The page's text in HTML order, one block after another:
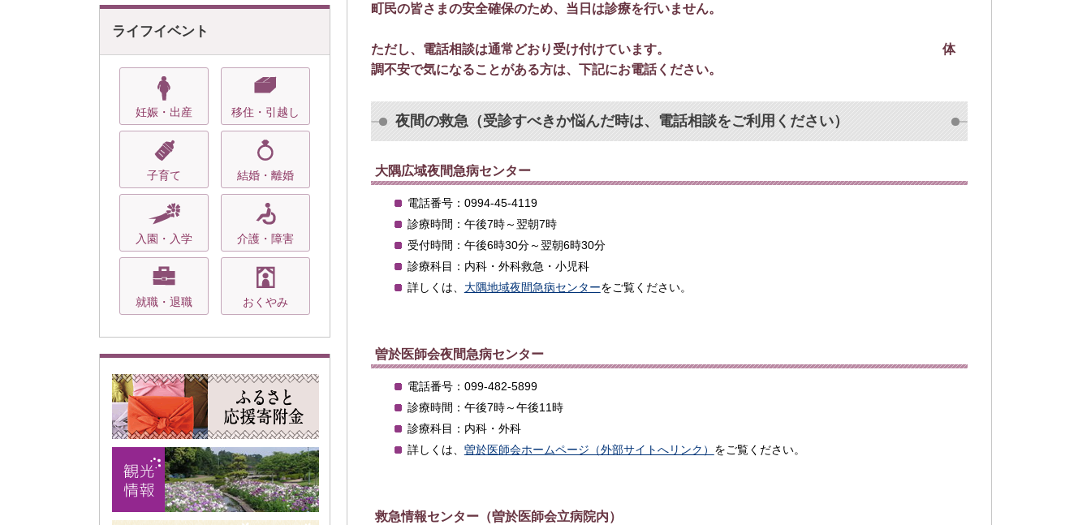
ライフイベント
妊娠・出産 移住・引越し
子育て 結婚・離婚
入園・入学 介護・障害
就職・退職 おくやみ
町民の皆さまの安全確保のため、当日は診療を行いません。
ただし、電話相談は通常どおり受け付けています。 体
調不安で気になることがある方は、下記にお電話ください。
夜間の救急（受診すべきか悩んだ時は、電話相談をご利用ください）
大隅広域夜間急病センター
電話番号：0994-45-4119
診療時間：午後7時～翌朝7時
受付時間：午後6時30分～翌朝6時30分
診療科目：内科・外科救急・小児科
詳しくは、 大隅地域夜間急病センターをご覧ください。
曽於医師会夜間急病センター
電話番号：099-482-5899
診療時間：午後7時～午後11時
診療科目：内科・外科
詳しくは、 曽於医師会ホームページ（外部サイトへリンク） をご覧ください。
救急情報センター（曽於医師会立病院内）